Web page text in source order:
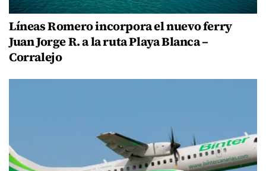
Líneas Romero incorpora el nuevo ferry
Juan Jorge R. a la ruta Playa Blanca –
Corralejo